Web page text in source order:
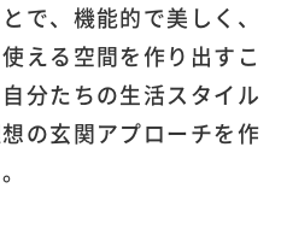
で、機能的で美しく、
える空間を作り出すこ
分たちの生活スタイル
の玄関アプローチを作